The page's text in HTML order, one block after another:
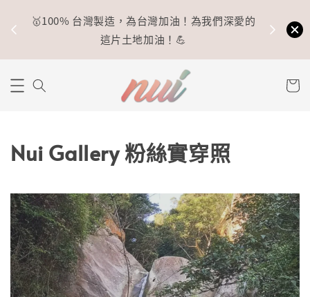
🥇100% 台灣製造，為台灣加油！為我們深愛的
這片土地加油！💪
Nui Gallery 粉絲實穿照